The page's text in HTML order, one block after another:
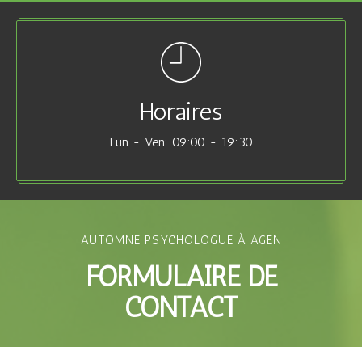
Horaires
Lun - Ven: 09:00 - 19:30
AUTOMNE PSYCHOLOGUE À AGEN
FORMULAIRE DE
CONTACT